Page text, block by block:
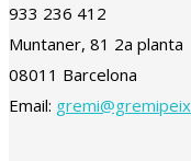
933 236 412
Muntaner, 81 2a planta
08011 Barcelona
Email: